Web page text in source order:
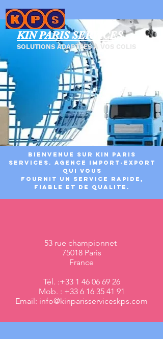
KIN PARIS SERVICES
SOLUTIONS ADAPTÉES À VOS COLIS
BIENVENUE SUR KIN PARIS
SERVICES. AGENCE IMPORT-EXPORT
QUI VOUS
FOURNIT UN SERVICE RAPIDE,
FIABLE ET DE QUALITE.
53 rue championnet
75018 Paris
France
Tél. :+33 1 46 06 69 26
Mob. : +33 6 16 35 41 91
Email: info@kinparisserviceskps.com